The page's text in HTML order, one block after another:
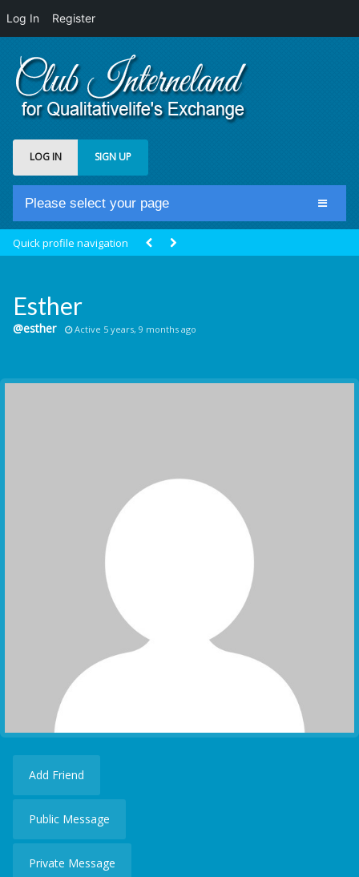
Log In Register
LOG IN SIGN UP
Please select your page
Groups
Communication Point
Quick profile navigation
Esther
@esther Active 5 years, 9 months ago
Add Friend
Public Message
Private Message